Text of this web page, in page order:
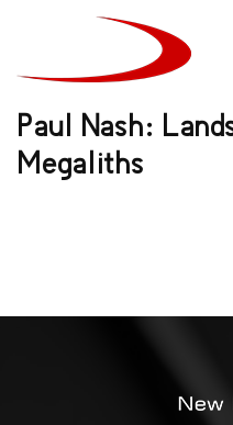
Paul Nash:
Megaliths